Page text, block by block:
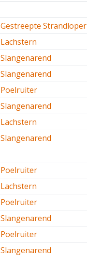
Gestreepte Strandloper
Lachstern
Slangenarend
Slangenarend
Poelruiter
Slangenarend
Lachstern
Slangenarend
Poelruiter
Lachstern
Poelruiter
Slangenarend
Poelruiter
Slangenarend